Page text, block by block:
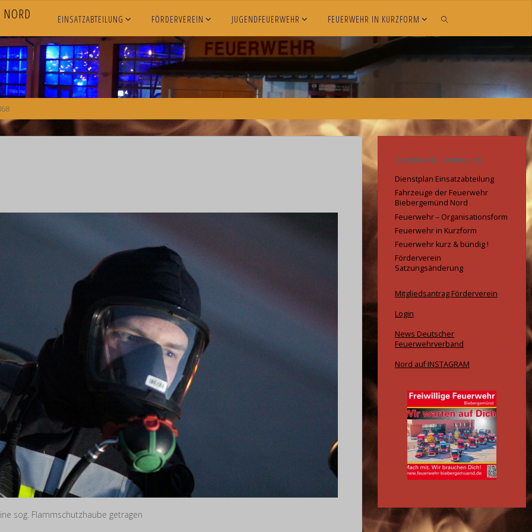
NORD EINSATZABTEILUNG FÖRDERVEREIN JUGENDFEUERWEHR FEUERWEHR IN KURZFORM
sog. Flammschutzhaube getragen
FEUERWEHR – ÜBERBLICK
Dienstplan Einsatzabteilung
Fahrzeuge der Feuerwehr
Biebergemünd Nord
Feuerwehr – Organisationsform
Feuerwehr in Kurzform
Feuerwehr kurz & bündig !
Förderverein
Satzungsänderung
Mitgliedsantrag Förderverein
Login
News Deutscher
Feuerwehrverband
Nord auf INSTAGRAM